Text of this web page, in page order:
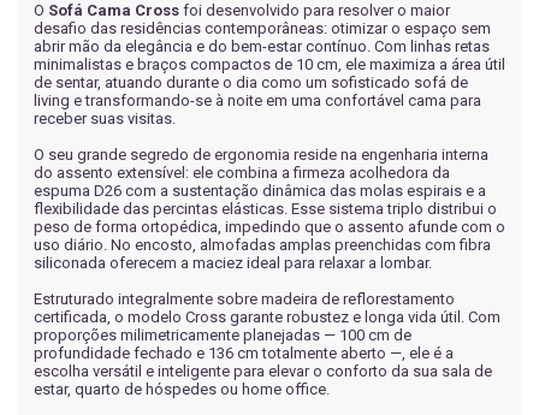
O Sofá Cama Cross foi desenvolvido para resolver o maior
desafio das residências contemporâneas: otimizar o espaço sem
abrir mão da elegância e do bem-estar contínuo. Com linhas retas
minimalistas e braços compactos de 10 cm, ele maximiza a área útil
de sentar, atuando durante o dia como um sofisticado sofá de
living e transformando-se à noite em uma confortável cama para
receber suas visitas.
O seu grande segredo de ergonomia reside na engenharia interna
do assento extensível: ele combina a firmeza acolhedora da
espuma D26 com a sustentação dinâmica das molas espirais e a
flexibilidade das percintas elásticas. Esse sistema triplo distribui o
peso de forma ortopédica, impedindo que o assento afunde com o
uso diário. No encosto, almofadas amplas preenchidas com fibra
siliconada oferecem a maciez ideal para relaxar a lombar.
Estruturado integralmente sobre madeira de reflorestamento
certificada, o modelo Cross garante robustez e longa vida útil. Com
proporções milimetricamente planejadas — 100 cm de
profundidade fechado e 136 cm totalmente aberto —, ele é a
escolha versátil e inteligente para elevar o conforto da sua sala de
estar, quarto de hóspedes ou home office.